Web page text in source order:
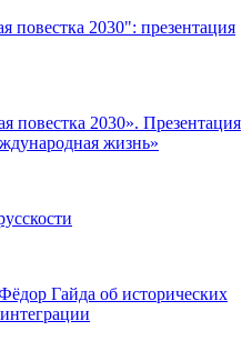
повестка 2030": презентация
повестка 2030». Презентация
жизнь»
Гайда об исторических